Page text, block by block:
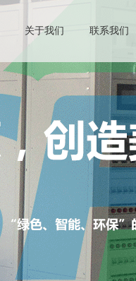
关于我们 联系我们